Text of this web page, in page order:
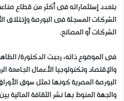
بتعدد إستثماراته فى أكثر من قطاع
الشركات المسجلة فى البورصة وإختلاف
الشركات أو المصانع.
فى الموضوع ذاته، رحبت الدكتورة/
والإقتصاد وتكنولوجيا الأعمال الجامعة
البورصة المصرية كونها تمثل سوق
والجهة المنوط بها نشر الثقافة المالية